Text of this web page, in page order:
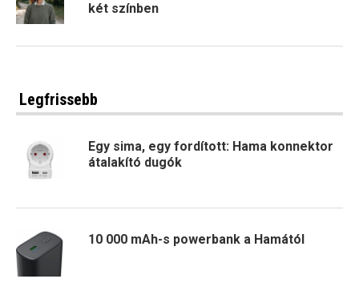
két színben
Legfrissebb
Egy sima, egy fordított: Hama konnektor
átalakító dugók
10 000 mAh-s powerbank a Hamától